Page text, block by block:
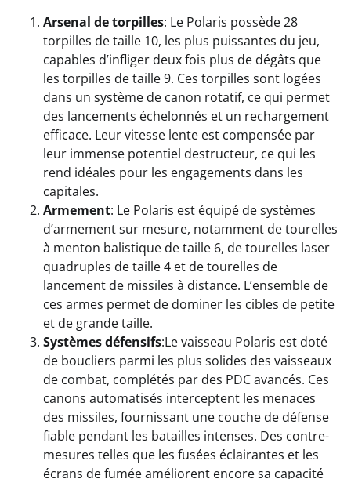
Arsenal de torpilles: Le Polaris possède 28
torpilles de taille 10, les plus puissantes du jeu,
capables d’infliger deux fois plus de dégâts que
les torpilles de taille 9. Ces torpilles sont logées
dans un système de canon rotatif, ce qui permet
des lancements échelonnés et un rechargement
efficace. Leur vitesse lente est compensée par
leur immense potentiel destructeur, ce qui les
rend idéales pour les engagements dans les
capitales.
Armement: Le Polaris est équipé de systèmes
d’armement sur mesure, notamment de tourelles
à menton balistique de taille 6, de tourelles laser
quadruples de taille 4 et de tourelles de
lancement de missiles à distance. L’ensemble de
ces armes permet de dominer les cibles de petite
et de grande taille.
Systèmes défensifs:Le vaisseau Polaris est doté
de boucliers parmi les plus solides des vaisseaux
de combat, complétés par des PDC avancés. Ces
canons automatisés interceptent les menaces
des missiles, fournissant une couche de défense
fiable pendant les batailles intenses. Des contre-
mesures telles que les fusées éclairantes et les
écrans de fumée améliorent encore sa capacité